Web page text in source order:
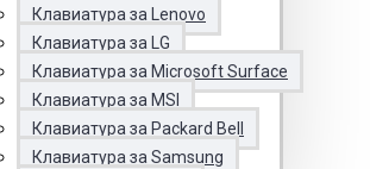
Клавиатура за Lenovo
Клавиатура за LG
Клавиатура за Microsoft Surface
Клавиатура за MSI
Клавиатура за Packard Bell
Клавиатура за Samsung